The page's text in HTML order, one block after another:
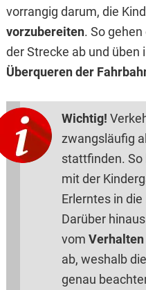
vorrangig darum, die
vorzubereiten. So
der Strecke ab und üben
Überqueren der
Wichtig!
zwangsläufig
stattfinden. So
mit der
Erlerntes in
Darüber
vom
ab, weshalb
genau